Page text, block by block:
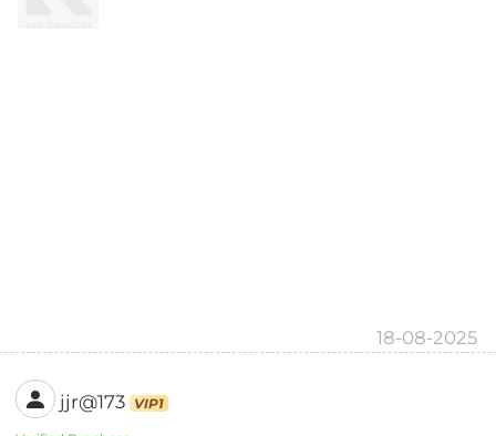
18-08-2025
jjr@173 VIP1